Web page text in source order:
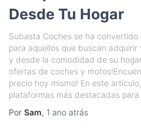
Desde Tu Hogar
Subasta Coches se ha
para aquellos que buscan
y desde la comodidad de su
ofertas de coches y
precio hoy mismo! En este
plataformas más destacadas para
Por Sam, 1 ano atrás